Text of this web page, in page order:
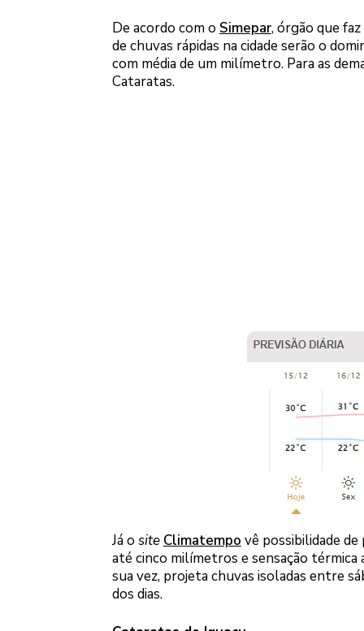
De acordo com o Simepar, órgão que
de chuvas rápidas na cidade serão o
com média de um milímetro. Para as
Cataratas.
Já o site Climatempo vê possibilidade de
até cinco milímetros e sensação térmica
sua vez, projeta chuvas isoladas entre
dos dias.